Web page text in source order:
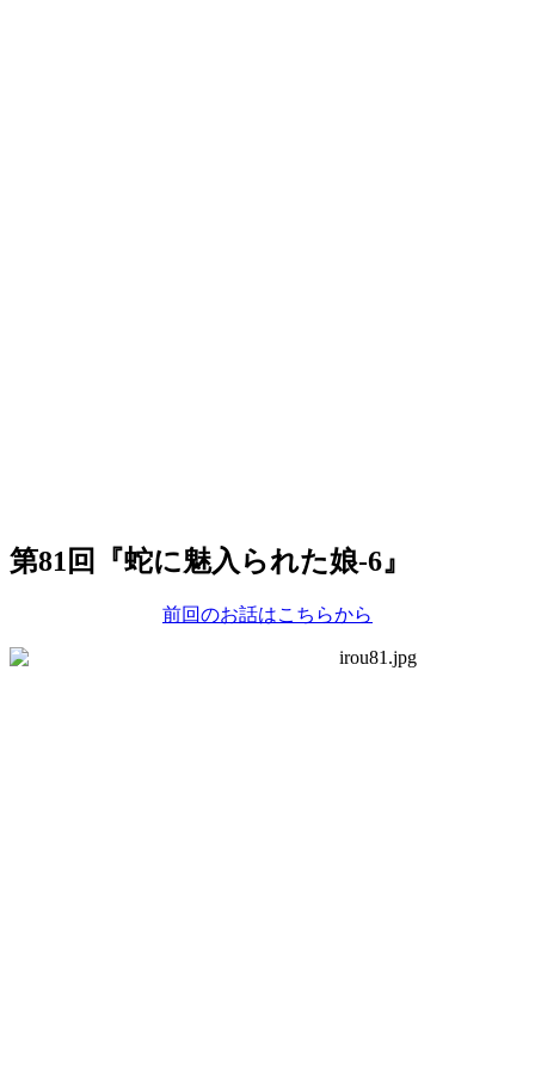
第81回『蛇に魅入られた娘-6』
前回のお話はこちらから